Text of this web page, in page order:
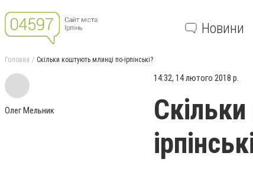
Новини
Головна Скільки коштують млинці по-ірпінські?
Олег Мельник
14:32, 14 лютого 2018 р.